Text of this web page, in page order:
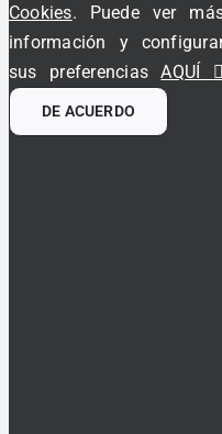
Cookies. Puede ver
información y
sus preferencias
AQUÍ
DE ACUERDO